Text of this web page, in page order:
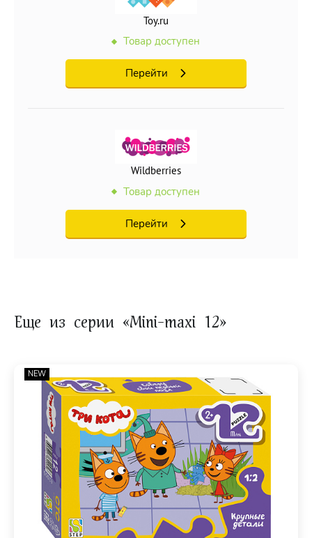
Toy.ru
Товар доступен
Перейти
Wildberries
Товар доступен
Перейти
Еще из серии «Mini-maxi 12»
NEW